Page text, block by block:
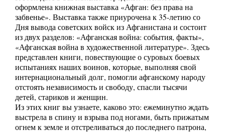
оформлена книжная выставка «Афган: без права на
забвенье». Выставка также приурочена к 35-летию со
Дня вывода советских войск из Афганистана и состоит
из двух разделов: «Афганская война: события, факты»,
«Афганская война в художественной литературе». Здесь
представлен книги, повествующие о суровых боевых
испытаниях наших воинов, которые, выполняя свой
интернациональный долг, помогли афганскому народу
отстоять независимость и свободу, спасли тысячи
детей, стариков и женщин.
Из этих книг вы узнаете, каково это: ежеминутно ждать
выстрела в спину и взрыва под ногами, быть прижатым
огнем к земле и отстреливаться до последнего патрона,